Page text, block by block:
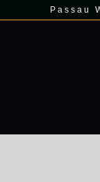
Passau